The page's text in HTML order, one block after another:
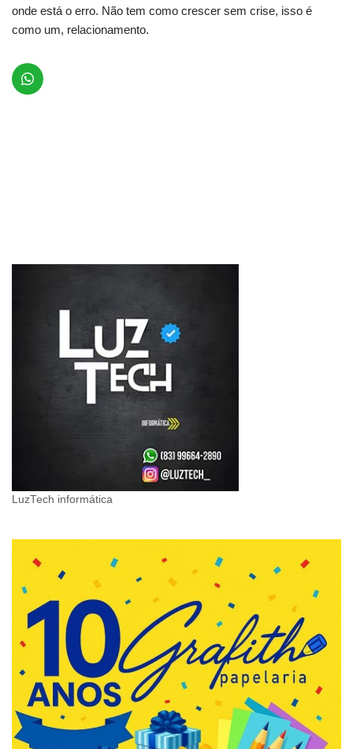
onde está o erro. Não tem como crescer sem crise, isso é
como um, relacionamento.
LuzTech informática